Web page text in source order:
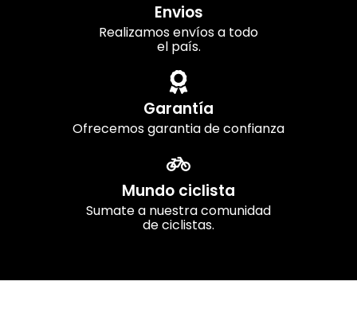
Envios
Realizamos envíos a todo
el país.
Garantía
Ofrecemos garantia de confianza
Mundo ciclista
Sumate a nuestra comunidad
de ciclistas.